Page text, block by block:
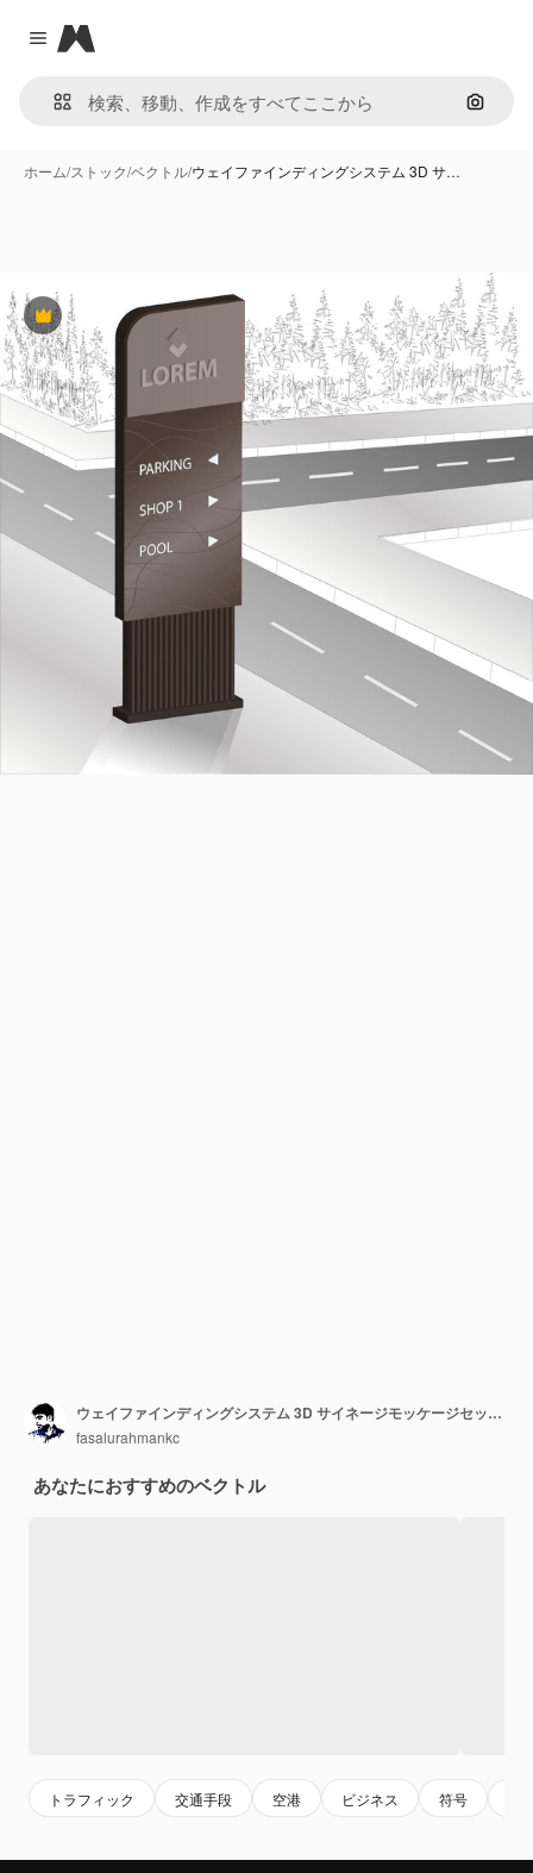
Close menu
Magnific
画像で
ホーム/ストック/ベクトル/ウェイファインディングシステム 3D サ…
Premium
ウェイファインディングシステム 3D サイネージモッケージセット 方向標識 外部と内部のウェイファイディングデザイン
fasalurahmankc
あなたにおすすめのベクトル
トラフィック 交通手段 空港 ビジネス 符号